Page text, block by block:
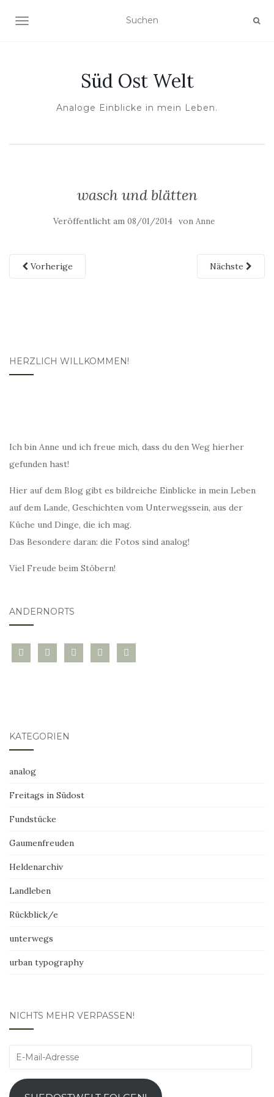
NAVIGATION UMSCHALTEN
Süd Ost Welt
Analoge Einblicke in mein Leben.
wasch und blätten
Veröffentlicht am 08/01/2014 von Anne
Vorherige Nächste
HERZLICH WILLKOMMEN!
Ich bin Anne und ich freue mich, dass du den Weg hierher
gefunden hast!
Hier auf dem Blog gibt es bildreiche Einblicke in mein Leben
auf dem Lande, Geschichten vom Unterwegssein, aus der
Küche und Dinge, die ich mag.
Das Besondere daran: die Fotos sind analog!
Viel Freude beim Stöbern!
ANDERNORTS
bloglovininstagramtwitter pinterest
mail
KATEGORIEN
analog
Freitags in Südost
Fundstücke
Gaumenfreuden
Heldenarchiv
Landleben
Rückblick/e
unterwegs
urban typography
NICHTS MEHR VERPASSEN!
E-
Adresse